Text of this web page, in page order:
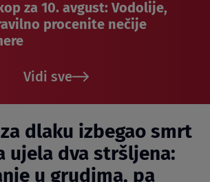
za 10. avgust: Vodolije,
procenite nečije
Vidi sve
dlaku izbegao smrt
ujela dva stršljena:
u grudima, pa